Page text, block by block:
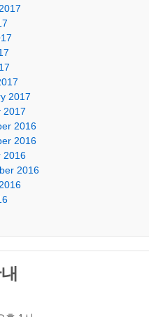
2017
2017
2016
2016
2016
2016